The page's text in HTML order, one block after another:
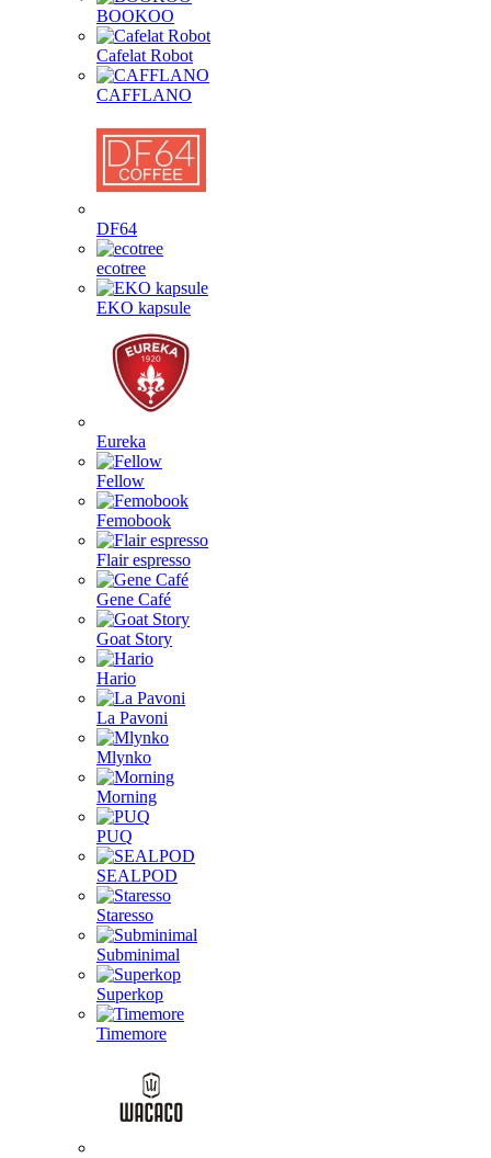
BOOKOO
Cafelat Robot
CAFFLANO
DF64
ecotree
EKO kapsule
Eureka
Fellow
Femobook
Flair espresso
Gene Café
Goat Story
Hario
La Pavoni
Mlynko
Morning
PUQ
SEALPOD
Staresso
Subminimal
Superkop
Timemore